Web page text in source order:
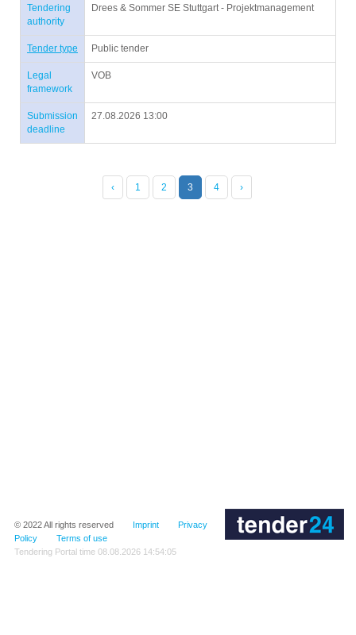
Tendering
authority
Drees & Sommer SE Stuttgart - Projektmanagement
Tender type Public tender
Legal
framework
VOB
Submission
deadline
27.08.2026 13:00
‹ 1 2 3 4 ›
© 2022All rights reserved Imprint
Privacy
Policy
Terms of use
Tendering Portal time 08.08.2026 14:54:05